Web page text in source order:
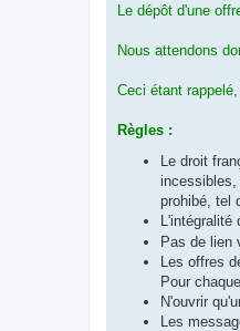
Le dépôt d'une
Nous attendons
Ceci étant
Règles :
Le droit
incessibles,
prohibé, tel
L'intégralité
Pas de lien
Les offres
Pour
N'ouvrir
Les